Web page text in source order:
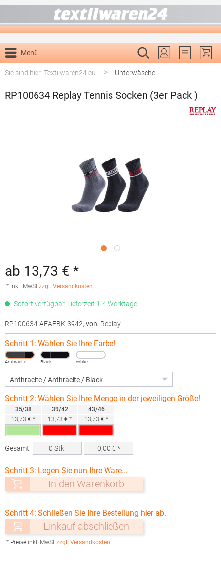
Menü
Du hast 0
Sie sind hier: Textilwaren24.eu
> Unterwäsche
RP100634 Replay Tennis Socken (3er Pack )
ab 13,73 € *
* inkl. MwSt.zzgl. Versandkosten
Sofort verfügbar, Lieferzeit 1-4 Werktage
RP100634-AEAEBK-3942, von: Replay
Schritt 1: Wählen Sie Ihre Farbe!
Anthracite Black White
Schritt 2: Wählen Sie Ihre Menge in der jeweiligen Größe!
35/38
13,73 € *
39/42
13,73 € *
43/46
13,73 € *
Gesamt: 0 Stk. 0,00 € *
Schritt 3: Legen Sie nun Ihre Ware...
In den Warenkorb
Schritt 4: Schließen Sie Ihre Bestellung hier ab.
Einkauf abschließen
* Preise inkl. MwSt.zzgl. Versandkosten